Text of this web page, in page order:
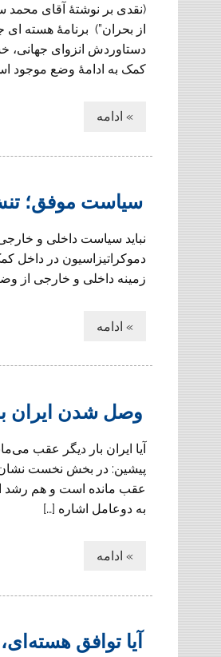
(نقدی بر نوشتۀ آقای محمد
از بحران”) برنامۀ هسته
دستاوردش انزوای جهانی،
کمک به ادامۀ وضع موجود
» ادامه
سیاست موفق؛
نباید سیاست داخلی و
دموکراتیزاسیون در داخل
زمینه داخلی و خارجی از
» ادامه
وصل شدن ایران
آیا ایران بار دیگر عقب
پیشین: در بخش نخست
عقب مانده است و هم رشد
به دوعامل اشاره […]
» ادامه
آیا توافق